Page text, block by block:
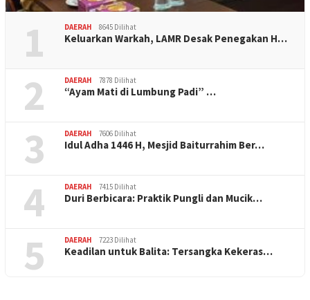
1 DAERAH 8645 Dilihat
Keluarkan Warkah, LAMR Desak Penegakan H…
2 DAERAH 7878 Dilihat
“Ayam Mati di Lumbung Padi” …
3 DAERAH 7606 Dilihat
Idul Adha 1446 H, Mesjid Baiturrahim Ber…
4 DAERAH 7415 Dilihat
Duri Berbicara: Praktik Pungli dan Mucik…
5 DAERAH 7223 Dilihat
Keadilan untuk Balita: Tersangka Kekeras…